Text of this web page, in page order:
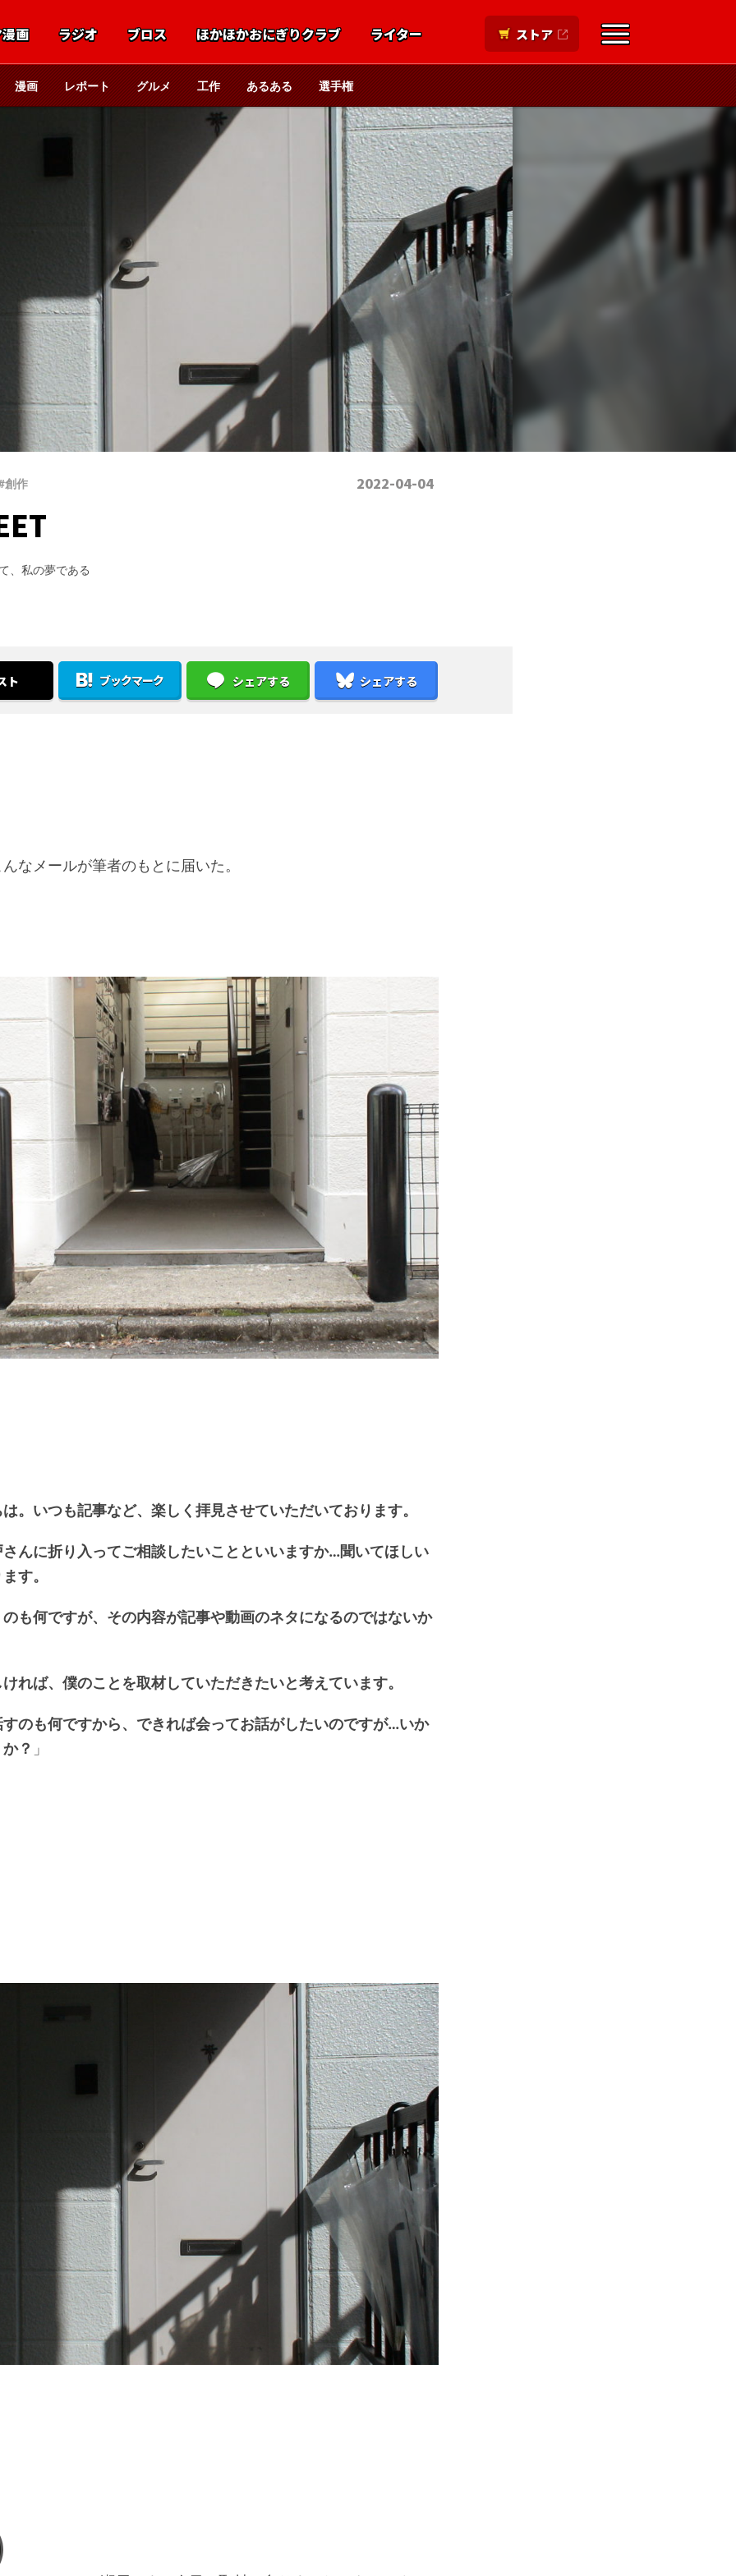
画 ラジオ ブロス ほかほかおにぎりクラブ ライター ストア
漫画 レポート グルメ 工作 あるある 選手権
創作 2022-04-04
、私の夢である
ト ブックマーク シェアする シェアする
なメールが筆者のもとに届いた。
。いつも記事など、楽しく拝見させていただいております。
んに折り入ってご相談したいことといいますか…聞いてほしい
す。
も何ですが、その内容が記事や動画のネタになるのではないか
れば、僕のことを取材していただきたいと考えています。
のも何ですから、できれば会ってお話がしたいのですが…いか
？ 」